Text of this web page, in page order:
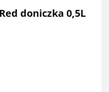
doniczka 0,5L